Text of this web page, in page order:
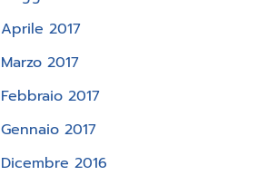
Aprile 2017
Marzo 2017
Febbraio 2017
Gennaio 2017
Dicembre 2016